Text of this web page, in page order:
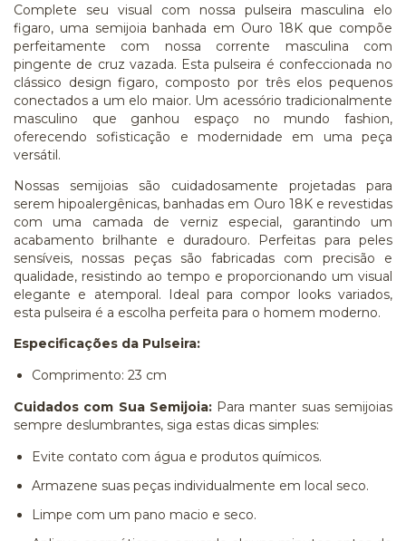
Complete seu visual com nossa pulseira masculina elo
figaro, uma semijoia banhada em Ouro 18K que compõe
perfeitamente com nossa corrente masculina com
pingente de cruz vazada. Esta pulseira é confeccionada no
clássico design figaro, composto por três elos pequenos
conectados a um elo maior. Um acessório tradicionalmente
masculino que ganhou espaço no mundo fashion,
oferecendo sofisticação e modernidade em uma peça
versátil.
Nossas semijoias são cuidadosamente projetadas para
serem hipoalergênicas, banhadas em Ouro 18K e revestidas
com uma camada de verniz especial, garantindo um
acabamento brilhante e duradouro. Perfeitas para peles
sensíveis, nossas peças são fabricadas com precisão e
qualidade, resistindo ao tempo e proporcionando um visual
elegante e atemporal. Ideal para compor looks variados,
esta pulseira é a escolha perfeita para o homem moderno.
Especificações da Pulseira:
Comprimento: 23 cm
Cuidados com Sua Semijoia:Para manter suas semijoias
sempre deslumbrantes, siga estas dicas simples:
Evite contato com água e produtos químicos.
Armazene suas peças individualmente em local seco.
Limpe com um pano macio e seco.